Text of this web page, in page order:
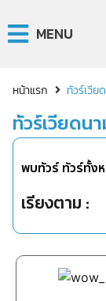
MENU
หน้าแรก ทัวร์เวีย
ทัวร์เวียดน
พบทัวร์ ทัวร์ทั้ง
เรียงตาม :